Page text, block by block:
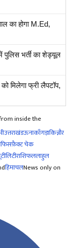
का होगा M.Ed,
भर्ती का शेड्यूल
मिलेगा फ्री लैपटॉप,
inside the
उत्तराखंडऊनाकाँगड़ाकिन्नौर
फ़ैक्ट चेक
राशिफललाहुल
हिमाचलNews only on